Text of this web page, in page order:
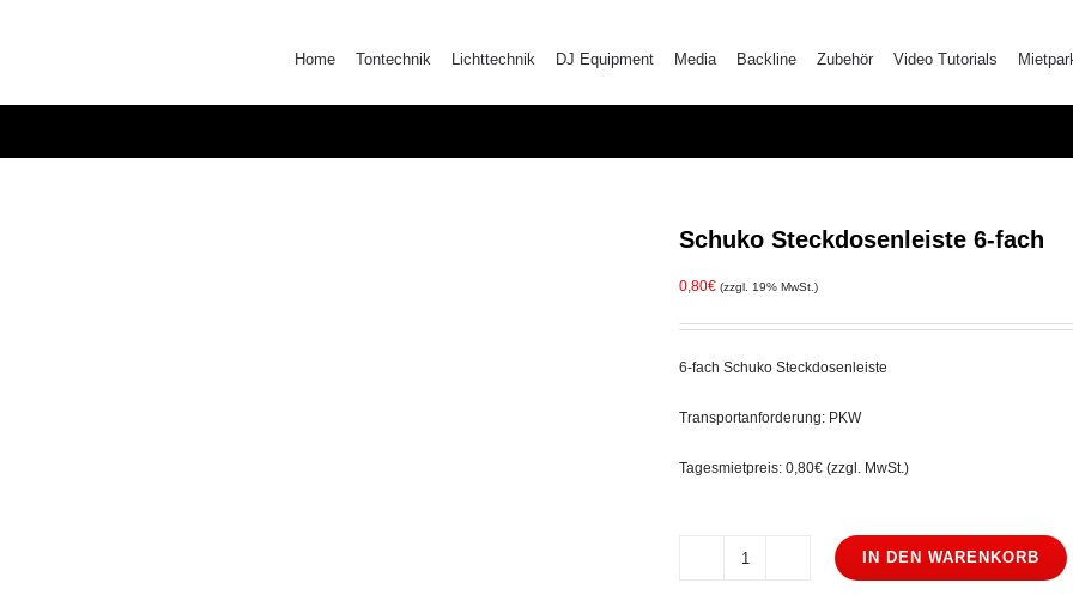
Home Tontechnik Lichttechnik DJ Equipment Media Backline Zubehör Video Tutorials
Schuko Steckdosenleiste 6-fach
0,80€ (zzgl. 19% MwSt.)
6-fach Schuko Steckdosenleiste
Transportanforderung: PKW
Tagesmietpreis: 0,80€ (zzgl. MwSt.)
Schuko
IN DEN WARENKORB